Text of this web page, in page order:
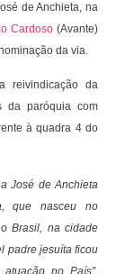
de Anchieta, na
Cardoso (Avante)
da via.
reivindicação da
da paróquia com
à quadra 4 do
José de Anchieta
que nasceu no
Brasil, na cidade
padre jesuíta ficou
no País”,